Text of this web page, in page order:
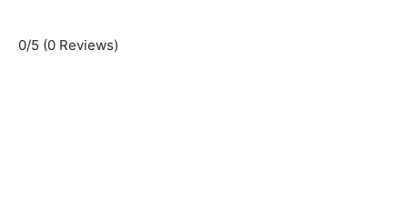
0/5 (0 Reviews)